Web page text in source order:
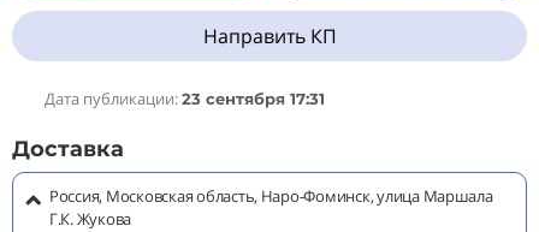
Направить КП
Дата публикации:23 сентября 17:31
Доставка
Россия, Московская область, Наро-Фоминск, улица Маршала
Г.К. Жукова